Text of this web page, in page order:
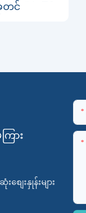
တင်
ား
ေးနှုန်းများ